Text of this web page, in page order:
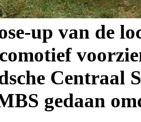
up van de
Centraal
gedaan